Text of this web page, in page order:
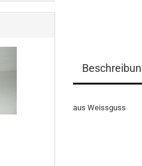
aus Weissguss